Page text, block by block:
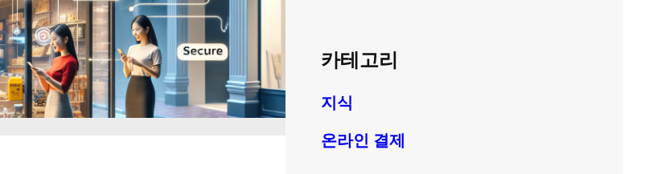
카테고리
지식
온라인 결제